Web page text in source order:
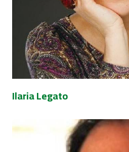
Ilaria Legato